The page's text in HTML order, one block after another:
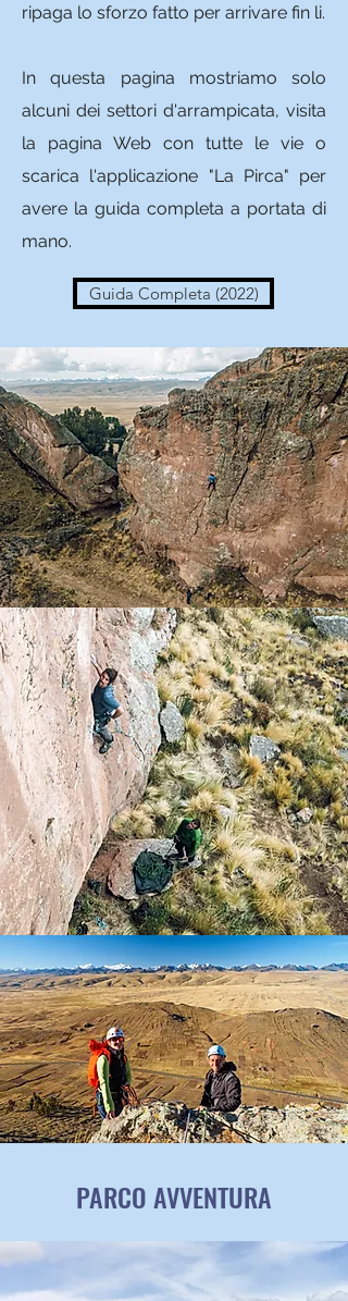
ripaga lo sforzo fatto per arrivare fin li.
In questa pagina mostriamo solo
alcuni dei settori d'arrampicata, visita
la pagina Web con tutte le vie o
scarica l'applicazione "La Pirca" per
avere la guida completa a portata di
mano.
Guida Completa (2022)
PARCO AVVENTURA